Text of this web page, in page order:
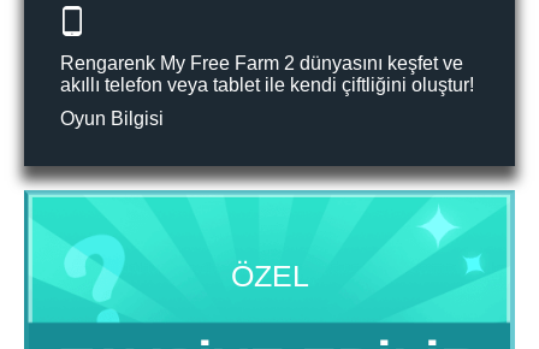
Rengarenk My Free Farm 2 dünyasını keşfet ve
akıllı telefon veya tablet ile kendi çiftliğini oluştur!
Oyun Bilgisi
ÖZEL